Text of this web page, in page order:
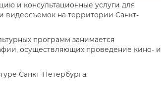
и консультационные услуги для
видеосъемок на территории Санкт-
программ занимается
осуществляющих проведение кино- и
Санкт-Петербурга: